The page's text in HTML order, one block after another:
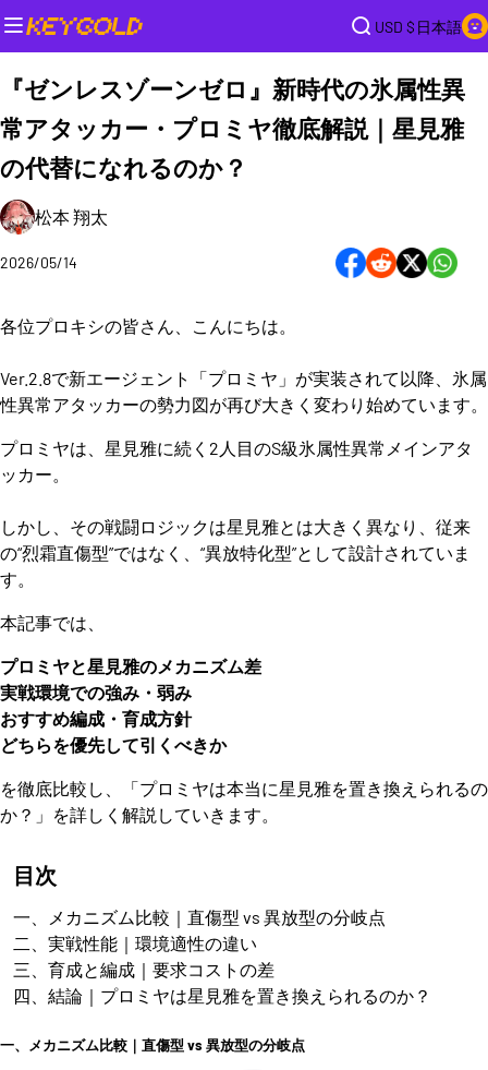
USD $ 日本語
『ゼンレスゾーンゼロ』新時代の氷属性異
常アタッカー・プロミヤ徹底解説｜星見雅
の代替になれるのか？
松本 翔太
2026/05/14
各位プロキシの皆さん、こんにちは。
Ver.2.8で新エージェント「プロミヤ」が実装されて以降、氷属
性異常アタッカーの勢力図が再び大きく変わり始めています。
プロミヤは、星見雅に続く2人目のS級氷属性異常メインアタ
ッカー。
しかし、その戦闘ロジックは星見雅とは大きく異なり、従来
の“烈霜直傷型”ではなく、“異放特化型”として設計されていま
す。
本記事では、
プロミヤと星見雅のメカニズム差
実戦環境での強み・弱み
おすすめ編成・育成方針
どちらを優先して引くべきか
を徹底比較し、「プロミヤは本当に星見雅を置き換えられるの
か？」を詳しく解説していきます。
目次
一、メカニズム比較｜直傷型 vs 異放型の分岐点
二、実戦性能｜環境適性の違い
三、育成と編成｜要求コストの差
四、結論｜プロミヤは星見雅を置き換えられるのか？
一、メカニズム比較｜直傷型 vs 異放型の分岐点